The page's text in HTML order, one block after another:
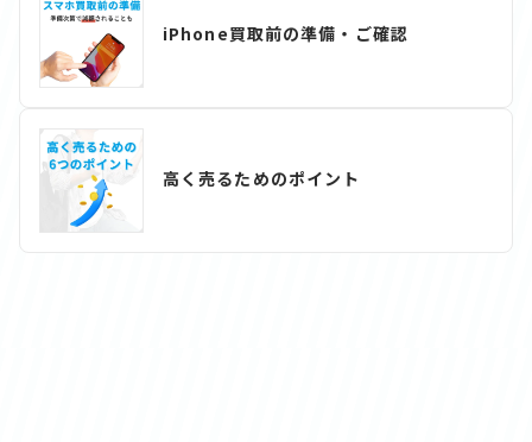
iPhone買取前の準備・ご確認
高く売るためのポイント